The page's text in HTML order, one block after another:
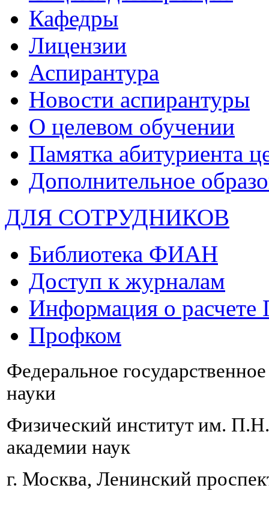
Кафедры
Лицензии
Аспирантура
Новости аспирантуры
О целевом обучении
Памятка абитуриента
Дополнительное
ДЛЯ СОТРУДНИКОВ
Библиотека ФИАН
Доступ к журналам
Информация о
Профком
Федеральное
науки
Физический институт им.
академии наук
г. Москва, Ленинский